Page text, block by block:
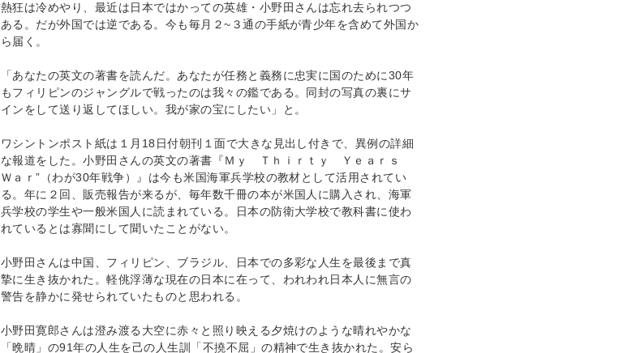
熱狂は冷めやり、最近は日本ではかっての英雄・小野田さんは忘れ去られつつ
ある。だが外国では逆である。今も毎月２~３通の手紙が青少年を含めて外国か
ら届く。
「あなたの英文の著書を読んだ。あなたが任務と義務に忠実に国のために30年
もフィリピンのジャングルで戦ったのは我々の鑑である。同封の写真の裏にサ
インをして送り返してほしい。我が家の宝にしたい」と。
ワシントンポスト紙は１月18日付朝刊１面で大きな見出し付きで、異例の詳細
な報道をした。小野田さんの英文の著書『Ｍｙ Ｔｈｉｒｔｙ Ｙｅａｒｓ
Ｗａｒ”（わが30年戦争）』は今も米国海軍兵学校の教材として活用されてい
る。年に２回、販売報告が来るが、毎年数千冊の本が米国人に購入され、海軍
兵学校の学生や一般米国人に読まれている。日本の防衛大学校で教科書に使わ
れているとは寡聞にして聞いたことがない。
小野田さんは中国、フィリピン、ブラジル、日本での多彩な人生を最後まで真
摯に生き抜かれた。軽佻浮薄な現在の日本に在って、われわれ日本人に無言の
警告を静かに発せられていたものと思われる。
小野田寛郎さんは澄み渡る大空に赤々と照り映える夕焼けのような晴れやかな
「晩晴」の91年の人生を己の人生訓「不撓不屈」の精神で生き抜かれた。安ら